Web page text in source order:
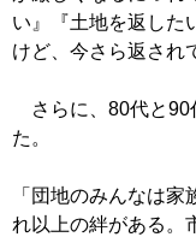
い』『土地を返した
けど、今さら返され
さらに、80代と90
た。
「団地のみんなは
れ以上の絆がある。